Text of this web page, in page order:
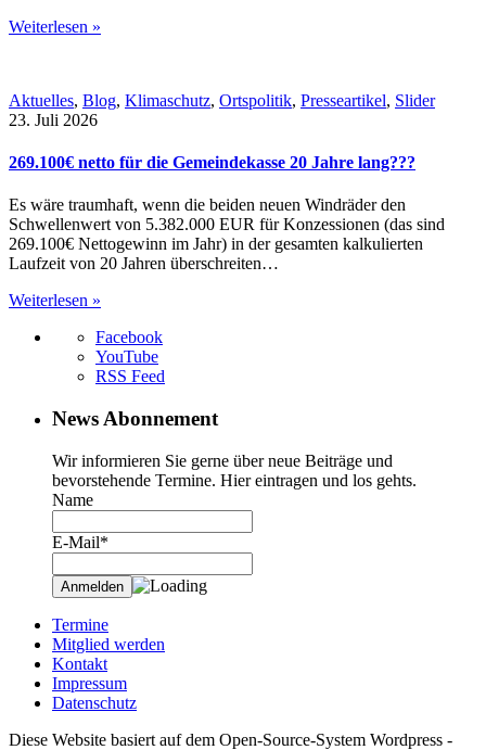
Weiterlesen »
Aktuelles, Blog, Klimaschutz, Ortspolitik, Presseartikel, Slider
23. Juli 2026
269.100€ netto für die Gemeindekasse 20 Jahre lang???
Es wäre traumhaft, wenn die beiden neuen Windräder den
Schwellenwert von 5.382.000 EUR für Konzessionen (das sind
269.100€ Nettogewinn im Jahr) in der gesamten kalkulierten
Laufzeit von 20 Jahren überschreiten…
Weiterlesen »
Facebook
YouTube
RSS Feed
News Abonnement
Wir informieren Sie gerne über neue Beiträge und
bevorstehende Termine. Hier eintragen und los gehts.
Name
E-Mail*
Termine
Mitglied werden
Kontakt
Impressum
Datenschutz
Diese Website basiert auf dem Open-Source-System Wordpress -